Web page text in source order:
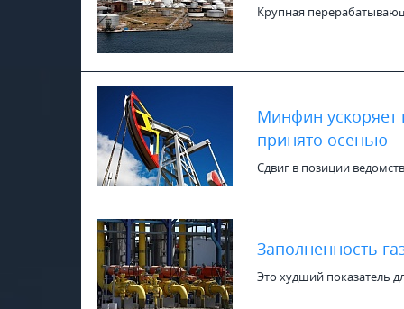
Крупная
Минфин
принято осенью
Сдвиг в позиции
Заполненность
Это худший показатель